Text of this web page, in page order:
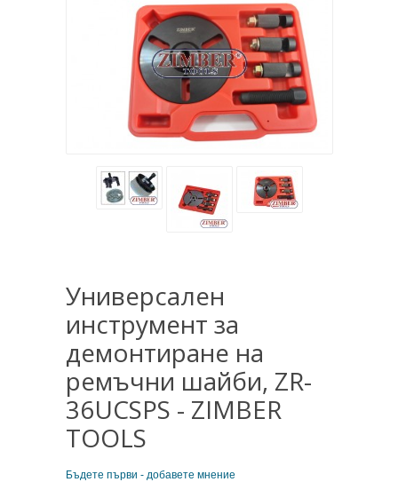
Универсален
инструмент за
демонтиране на
ремъчни шайби, ZR-
36UCSPS - ZIMBER
TOOLS
Бъдете първи - добавете мнение